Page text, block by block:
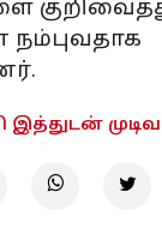
நம்புவதாக
இத்துடன்